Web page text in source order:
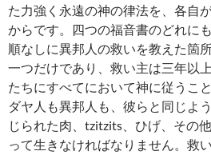
た力強く永遠の神の律法を、各自
からです。四つの福音書のどれに
順なしに異邦人の救いを教えた箇
一つだけであり、救い主は三年以
たちにすべてにおいて神に従うこ
ダヤ人も異邦人も、彼らと同じよ
じられた肉、tzitzits、ひげ、その
って生きなければなりません。救